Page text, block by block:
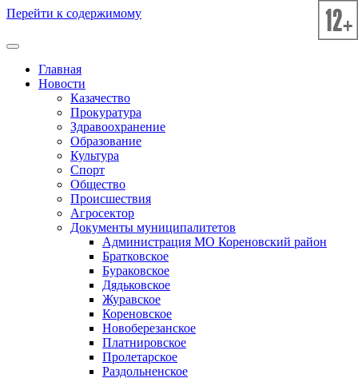
Перейти к содержимому
Главная
Новости
Казачество
Прокуратура
Здравоохранение
Образование
Культура
Спорт
Общество
Происшествия
Агросектор
Документы муниципалитетов
Администрация МО Кореновский район
Братковское
Бураковское
Дядьковское
Журавское
Кореновское
Новоберезанское
Платнировское
Пролетарское
Раздольненское